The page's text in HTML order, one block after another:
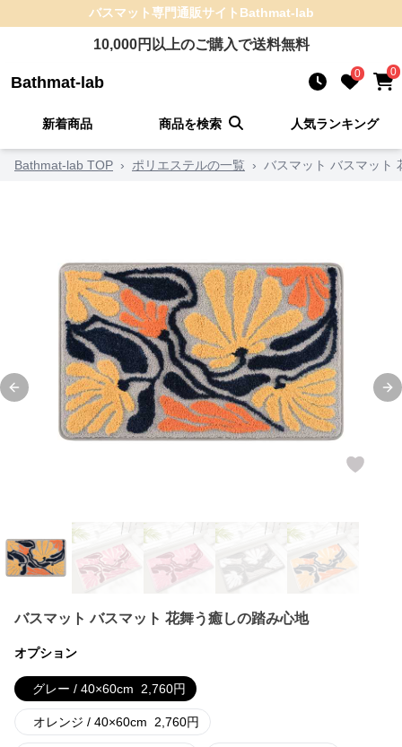
バスマット専門通販サイト Bathmat-lab
10,000円以上のご購入で送料無料
Bathmat-lab 0 0
新着商品 商品を検索 人気ランキング
Bathmat-lab TOP › ポリエステルの一覧 › バスマット バスマット
Previous slide
バスマット バスマット 花舞う癒しの踏み心地
オプション
グレー / 40×60cm 2,760円
オレンジ / 40×60cm 2,760円